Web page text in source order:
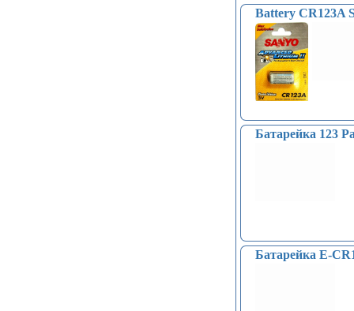
Battery CR123A
Батарейка 123
Батарейка E-